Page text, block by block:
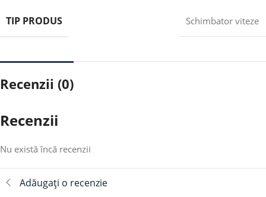
TIP PRODUS Schimbator viteze
Recenzii (0)
Recenzii
Nu există încă recenzii
Adăugați o recenzie